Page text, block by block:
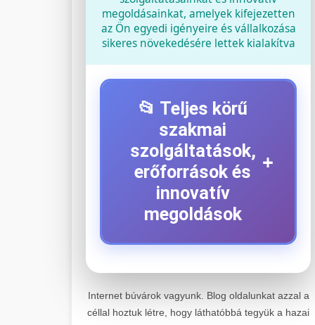
megoldásainkat, amelyek kifejezetten
az Ön egyedi igényeire és vállalkozása
sikeres növekedésére lettek kialakítva
📂 Teljes körű
szakmai
szolgáltatások,
erőforrások és
innovatív
megoldások
+
+
Kiemelkedő szakértelemmel
Internet búvárok vagyunk. Blog oldalunkat azzal a
céllal hoztuk létre, hogy láthatóbbá tegyük a hazai